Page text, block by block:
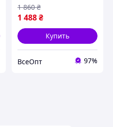
кровоостанавливающи
й тактический, вес
1 488₴
1 860 ₴
Купить
ВсеОпт 97%